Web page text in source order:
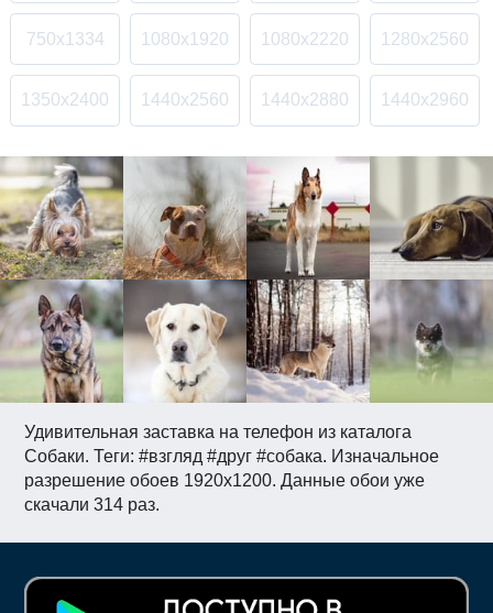
Удивительная заставка на телефон из каталога
Собаки. Теги: #взгляд #друг #собака. Изначальное
разрешение обоев 1920x1200. Данные обои уже
скачали 314 раз.
750x1334 1080x1920 1080x2220 1280x2560
1350x2400 1440x2560 1440x2880 1440x2960